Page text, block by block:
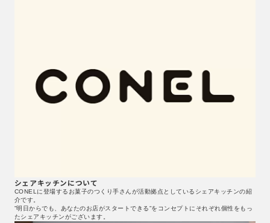
シェアキッチンについて
CONELに登場するお菓子のつくり手さんが活動拠点としているシェアキッチンの紹
介です。
”明日からでも、あなたのお店がスタートできる”をコンセプトにそれぞれ個性をもっ
たシェアキッチンがございます。